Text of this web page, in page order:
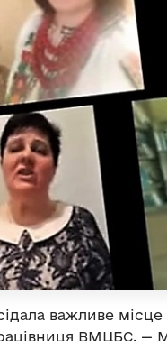
важливе
ВМЦБС. —